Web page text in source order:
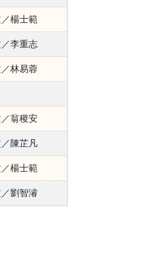
楊士範
李重志
林易蓉
翁稷安
陳芷凡
楊士範
劉智濬